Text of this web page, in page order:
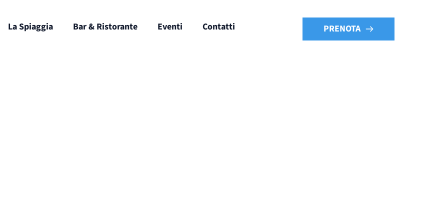
La Spiaggia Bar & Ristorante Eventi Contatti PRENOTA